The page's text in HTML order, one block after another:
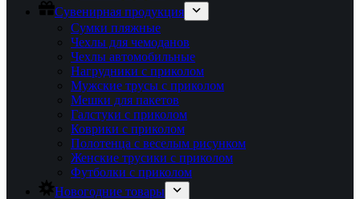
Сувенирная продукция
Сумки пляжные
Чехлы для чемоданов
Чехлы автомобильные
Нагрудники с приколом
Мужские трусы с приколом
Мешки для пакетов
Галстуки с приколом
Коврики с приколом
Полотенца с веселым рисунком
Женские трусики с приколом
Футболки с приколом
Новогодние товары